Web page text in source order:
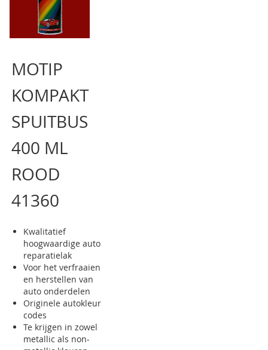
afbeeldingen-
het
begin
van
de
afbeeldingen-
gallerij
MOTIP
KOMPAKT
SPUITBUS
400 ML
ROOD
41360
Kwalitatief
hoogwaardige auto
reparatielak
Voor het verfraaien
en herstellen van
auto onderdelen
Originele autokleur
codes
Te krijgen in zowel
metallic als non-